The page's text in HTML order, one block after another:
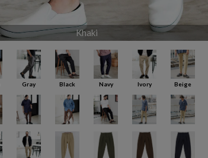
Khaki
Gray Black Navy Ivory Beige